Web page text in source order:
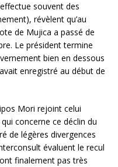
souvent des
révèlent qu’au
de Mujica a passé de
Le président termine
bien en dessous
enregistré au début de
Mori rejoint celui
concerne ce déclin du
de légères divergences
évaluent le recul
finalement pas très